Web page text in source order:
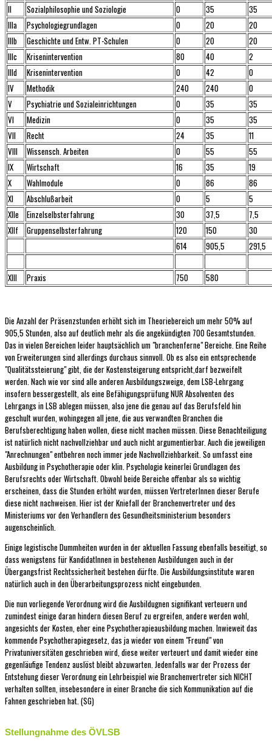
II
Sozialphilosophie und Soziologie 0 35
35
IIIa
Psychologiegrundlagen 0 20
20
IIIb
Geschichte und Entw. PT-Schulen 0 20
20
IIIc
Krisenintervention 80 40
2
IIId
Krisenintervention 0 42
0
IV
Methodik 240 240
0
V
Psychiatrie und Sozialeinrichtungen 0 35
35
VI
Medizin 0 35
35
VII
Recht 24 35
11
VIII
Wissensch. Arbeiten 0 55
55
IX
Wirtschaft 16 35
19
X
Wahlmodule 0 86
86
XI
Abschlußarbeit 0 5
5
XIIe
Einzelselbsterfahrung 30 37,5
7,5
XIIf
Gruppenselbsterfahrung 120 150
30
614
905,5 291,5
XIII Praxis 750 580
Die Anzahl der Präsenzstunden erhöht sich im Theoriebereich um mehr 50% auf
905,5 Stunden, also auf deutlich mehr als die angekündigten 700 Gesamtstunden.
Das in vielen Bereichen leider hauptsächlich um "branchenferne" Bereiche. Eine Reihe
von Erweiterungen sind allerdings durchaus sinnvoll. Ob es also ein entsprechende
"Qualitätssteierung" gibt, die der Kostensteigerung entspricht,darf bezweifelt
werden. Nach wie vor sind alle anderen Ausbildungszweige, dem LSB-Lehrgang
insofern bessergestellt, als eine Befähigungsprüfung NUR Absolventen des
Lehrgangs in LSB ablegen müssen, also jene die genau auf das Berufsfeld hin
geschult wurden, wohingegen all jene, die aus verwandten Branchen die
Berufsberechtigung haben wollen, diese nicht machen müssen. Diese Benachteiligung
ist natürlich nicht nachvollziehbar und auch nicht argumentierbar. Auch die jeweiligen
"Anrechnungen" entbehren noch immer jede Nachvollziehbarkeit. So umfasst eine
Ausbildung in Psychotherapie oder klin. Psychologie keinerlei Grundlagen des
Berufsrechts oder Wirtschaft. Obwohl beide Bereiche offenbar als so wichtig
erscheinen, dass die Stunden erhöht wurden, müssen VertreterInnen dieser Berufe
diese nicht nachweisen. Hier ist der Kniefall der Branchenvertreter und des
Ministeriums vor den Verhandlern des Gesundheitsministerium besonders
augenscheinlich.
Einige legistische Dummheiten wurden in der aktuellen Fassung ebenfalls beseitigt, so
dass wenigstens für KandidatInnen in bestehenen Ausbildungen auch in der
Übergangsfrist Rechtssicherheit bestehen dürfte. Die Ausbildungsinstitute waren
natürlich auch in den Überarbeitungsprozess nicht eingebunden.
Die nun vorliegende Verordnung wird die Ausbildugnen signifikant verteuern und
zumindest einige daran hindern diesen Beruf zu ergreifen, andere werden wohl,
angesichts der Kosten, eher eine Psychotherapieausbildung machen. Inwieweit das
kommende Psychotherapiegesetz, das ja wieder von einem "Freund" von
Privatuniversitäten geschrieben wird, diese weiter verteuert und damit wieder eine
gegenläufige Tendenz auslöst bleibt abzuwarten. Jedenfalls war der Prozess der
Entstehung dieser Verordnung ein Lehrbeispiel wie Branchenvertreter sich NICHT
verhalten sollten, insebesondere in einer Branche die sich Kommunikation auf die
Fahnen geschrieben hat. (SG)
Stellungnahme des ÖVLSB